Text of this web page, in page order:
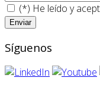
(*) He leído y
Síguenos